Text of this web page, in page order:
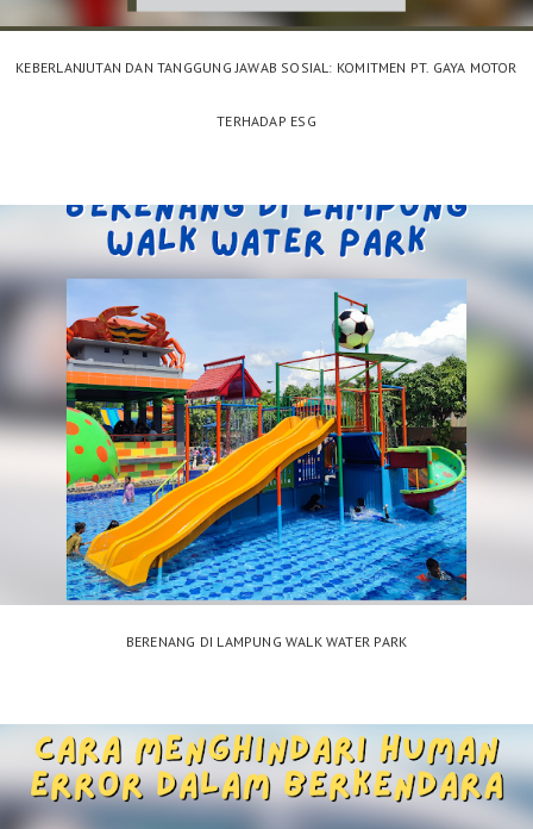
KEBERLANJUTAN DAN TANGGUNG JAWAB SOSIAL: KOMITMEN PT. GAYA MOTOR
TERHADAP ESG
BERENANG DI LAMPUNG WALK WATER PARK